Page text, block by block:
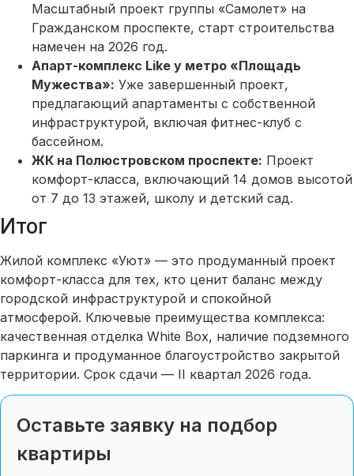
Масштабный проект группы «Самолет» на
Гражданском проспекте, старт строительства
намечен на 2026 год.
Апарт-комплекс Like у метро «Площадь
Мужества»: Уже завершенный проект,
предлагающий апартаменты с собственной
инфраструктурой, включая фитнес-клуб с
бассейном.
ЖК на Полюстровском проспекте: Проект
комфорт-класса, включающий 14 домов высотой
от 7 до 13 этажей, школу и детский сад.
Итог
Жилой комплекс «Уют» — это продуманный проект
комфорт-класса для тех, кто ценит баланс между
городской инфраструктурой и спокойной
атмосферой. Ключевые преимущества комплекса:
качественная отделка White Box, наличие подземного
паркинга и продуманное благоустройство закрытой
территории. Срок сдачи — II квартал 2026 года.
Оставьте заявку на подбор
квартиры